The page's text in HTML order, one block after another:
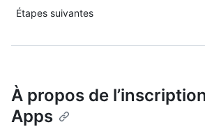
Étapes suivantes
À propos de
Apps